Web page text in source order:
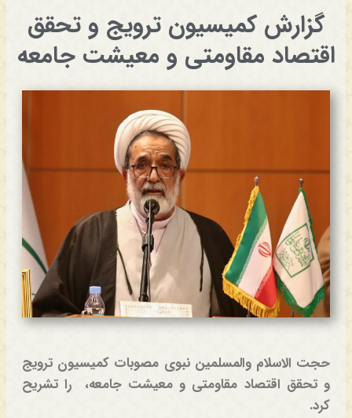
گزارش کمیسیون ترویج و تحقق
اقتصاد مقاومتی و معیشت جامعه
حجت الاسلام والمسلمین نبوی مصوبات کمیسیون ترویج
و تحقق اقتصاد مقاومتی و معیشت جامعه، را تشریح
کرد.